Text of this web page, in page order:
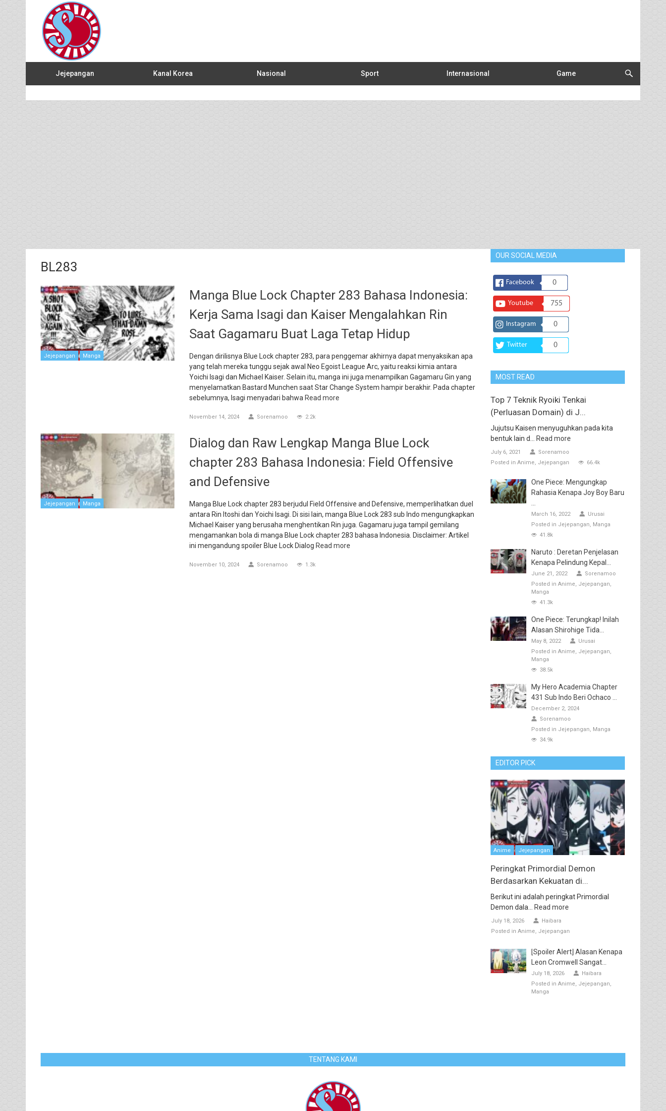
Jejepangan Kanal Korea Nasional Sport Internasional Game
BL283
Jejepangan Manga
Manga Blue Lock Chapter 283 Bahasa Indonesia:
Kerja Sama Isagi dan Kaiser Mengalahkan Rin
Saat Gagamaru Buat Laga Tetap Hidup
Dengan dirilisnya Blue Lock chapter 283, para penggemar akhirnya dapat menyaksikan apa
yang telah mereka tunggu sejak awal Neo Egoist League Arc, yaitu reaksi kimia antara
Yoichi Isagi dan Michael Kaiser. Selain itu, manga ini juga menampilkan Gagamaru Gin yang
menyelamatkan Bastard Munchen saat Star Change System hampir berakhir. Pada chapter
sebelumnya, Isagi menyadari bahwa Read more
November 14, 2024 Sorenamoo 2.2k
Jejepangan Manga
Dialog dan Raw Lengkap Manga Blue Lock
chapter 283 Bahasa Indonesia: Field Offensive
and Defensive
Manga Blue Lock chapter 283 berjudul Field Offensive and Defensive, memperlihatkan duel
antara Rin Itoshi dan Yoichi Isagi. Di sisi lain, manga Blue Lock 283 sub Indo mengungkapkan
Michael Kaiser yang berusaha menghentikan Rin juga. Gagamaru juga tampil gemilang
mengamankan bola di manga Blue Lock chapter 283 bahasa Indonesia. Disclaimer: Artikel
ini mengandung spoiler Blue Lock Dialog Read more
November 10, 2024 Sorenamoo 1.3k
OUR SOCIAL MEDIA
Facebook 0
Youtube 755
Instagram 0
Twitter 0
MOST READ
Top 7 Teknik Ryoiki Tenkai
(Perluasan Domain) di J...
Jujutsu Kaisen menyuguhkan pada kita
bentuk lain d...
Read more
July 6, 2021
Sorenamoo
Posted in Anime Jejepangan 66.4k
One Piece: Mengungkap
Rahasia Kenapa Joy Boy Baru
March 16, 2022
Urusai
Posted in Jejepangan
Manga
41.8k
Naruto : Deretan Penjelasan
Kenapa Pelindung Kepal...
June 21, 2022
Sorenamoo
Posted in Anime
Jejepangan
Manga
41.3k
One Piece: Terungkap! Inilah
Alasan Shirohige Tida...
May 8, 2022
Urusai
Posted in Anime
Jejepangan
Manga
38.5k
My Hero Academia Chapter
431 Sub Indo Beri Ochaco ...
December 2, 2024
Sorenamoo
Posted in Jejepangan
Manga
34.9k
EDITOR PICK
Anime Jejepangan
Peringkat Primordial Demon
Berdasarkan Kekuatan di...
Berikut ini adalah peringkat Primordial
Demon dala...
Read more
July 18, 2026
Haibara
Posted in Anime Jejepangan
[Spoiler Alert] Alasan Kenapa
Leon Cromwell Sangat...
July 18, 2026
Haibara
Posted in Anime
Jejepangan
Manga
TENTANG KAMI